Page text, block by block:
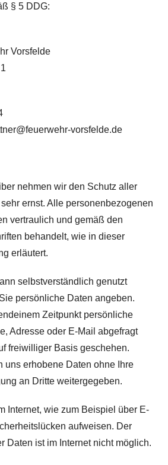
§ 5 DDG:
Vorsfelde
vorsfelde.de
nehmen wir den Schutz aller
ernst. Alle personenbezogenen
vertraulich und gemäß den
behandelt, wie in dieser
erläutert.
selbstverständlich genutzt
persönliche Daten angeben.
Zeitpunkt persönliche
Adresse oder E-Mail abgefragt
freiwilliger Basis geschehen.
uns erhobene Daten ohne Ihre
an Dritte weitergegeben.
Internet, wie zum Beispiel über E-
aufweisen. Der
Daten ist im Internet nicht möglich.